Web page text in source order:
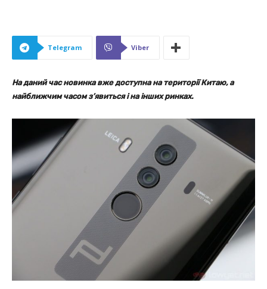
Telegram Viber
На даний час новинка вже доступна на території Китаю, а
найближчим часом з’явиться і на інших ринках.